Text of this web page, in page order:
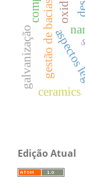
gestão de bacias
ceramics
galvanização
Edição Atual